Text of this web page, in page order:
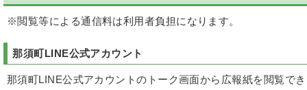
※閲覧等による通信料は利用者負担になります。
那須町LINE公式アカウント
那須町LINE公式アカウントのトーク画面から広報紙を閲覧でき